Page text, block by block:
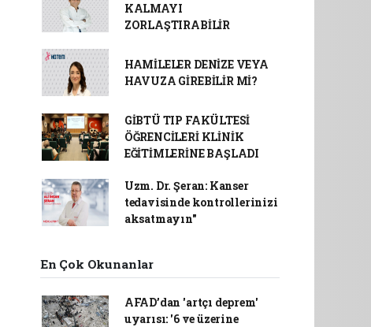
KALMAYI
ZORLAŞTIRABİLİR
HAMİLELER DENİZE VEYA
HAVUZA GİREBİLİR Mİ?
GİBTÜ TIP FAKÜLTESİ
ÖĞRENCİLERİ KLİNİK
EĞİTİMLERİNE BAŞLADI
Uzm. Dr. Şeran: Kanser
tedavisinde kontrollerinizi
aksatmayın"
En Çok Okunanlar
AFAD’dan 'artçı deprem'
uyarısı: '6 ve üzerine